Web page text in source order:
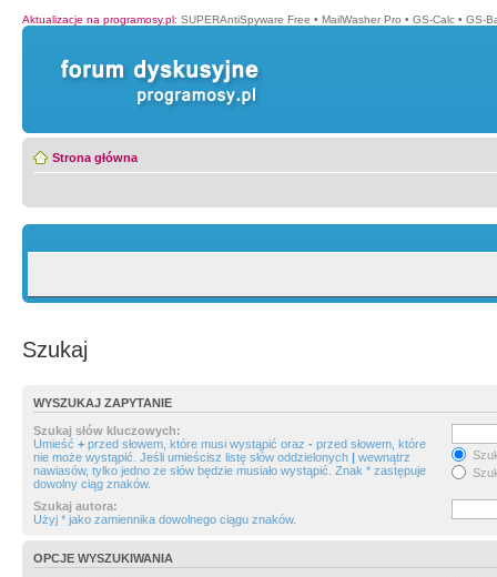
Aktualizacje na programosy.pl: SUPERAntiSpyware Free • MailWasher Pro • GS-Calc • GS-
Strona główna
Szukaj
WYSZUKAJ ZAPYTANIE
Szukaj słów kluczowych:
Umieść + przed słowem, które musi wystąpić oraz - przed słowem, które
nie może wystąpić. Jeśli umieścisz listę słów oddzielonych | wewnątrz
nawiasów, tylko jedno ze słów będzie musiało wystąpić. Znak * zastępuje
dowolny ciąg znaków.
Szukaj autora:
Użyj * jako zamiennika dowolnego ciągu znaków.
OPCJE WYSZUKIWANIA